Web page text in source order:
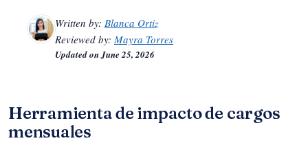
Written by: Blanca Ortiz
Reviewed by: Mayra Torres
Updated onJune 25, 2026
Herramienta de impacto de cargos
mensuales